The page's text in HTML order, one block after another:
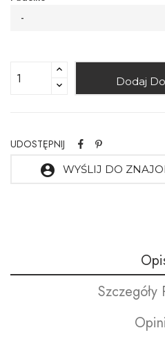
-
Dodaj
UDOSTĘPNIJ
account_circle WYŚLIJ DO
Szczegóły